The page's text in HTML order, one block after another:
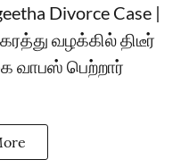
Divorce Case |
வழக்கில் திடீர்
வாபஸ் பெற்றார்